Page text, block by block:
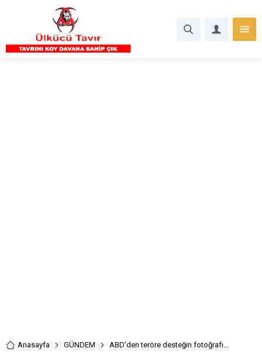
Anasayfa GÜNDEM ABD’den teröre desteğin fotoğrafı…